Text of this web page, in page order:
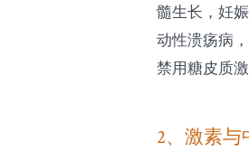
髓生长，妊
动性溃疡病
禁用糖皮质激
2、激素与